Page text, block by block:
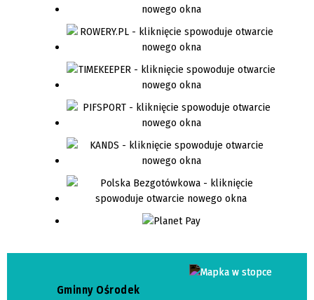
Gminny Ośrodek